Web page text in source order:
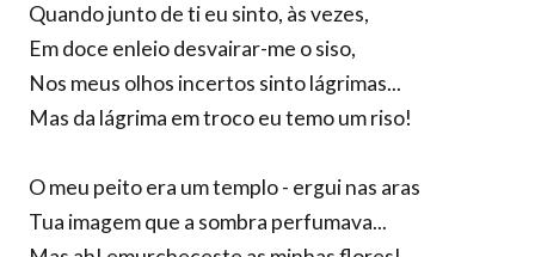
Quando junto de ti eu sinto, às vezes,
Em doce enleio desvairar-me o siso,
Nos meus olhos incertos sinto lágrimas...
Mas da lágrima em troco eu temo um riso!
O meu peito era um templo - ergui nas aras
Tua imagem que a sombra perfumava...